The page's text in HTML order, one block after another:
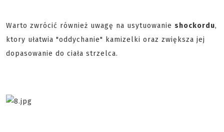
Warto zwrócić również uwagę na usytuowanie shockordu,
ktory ułatwia "oddychanie" kamizelki oraz zwiększa jej
dopasowanie do ciała strzelca.